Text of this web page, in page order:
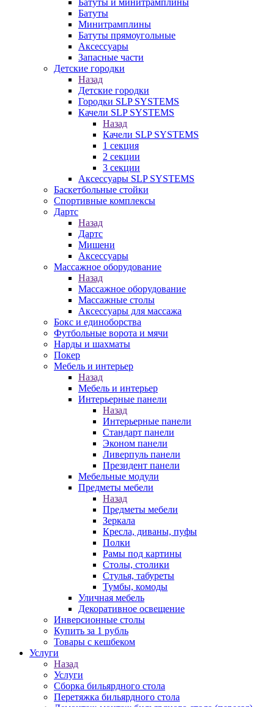
Батуты и минитрамплины
Батуты
Минитрамплины
Батуты прямоугольные
Аксессуары
Запасные части
Детские городки
Назад
Детские городки
Городки SLP SYSTEMS
Качели SLP SYSTEMS
Назад
Качели SLP SYSTEMS
1 секция
2 секции
3 секции
Аксессуары SLP SYSTEMS
Баскетбольные стойки
Спортивные комплексы
Дартс
Назад
Дартс
Мишени
Аксессуары
Массажное оборудование
Назад
Массажное оборудование
Массажные столы
Аксессуары для массажа
Бокс и единоборства
Футбольные ворота и мячи
Нарды и шахматы
Покер
Мебель и интерьер
Назад
Мебель и интерьер
Интерьерные панели
Назад
Интерьерные панели
Стандарт панели
Эконом панели
Ливерпуль панели
Президент панели
Мебельные модули
Предметы мебели
Назад
Предметы мебели
Зеркала
Кресла, диваны, пуфы
Полки
Рамы под картины
Столы, столики
Стулья, табуреты
Тумбы, комоды
Уличная мебель
Декоративное освещение
Инверсионные столы
Купить за 1 рубль
Товары с кешбеком
Услуги
Назад
Услуги
Сборка бильярдного стола
Перетяжка бильярдного стола